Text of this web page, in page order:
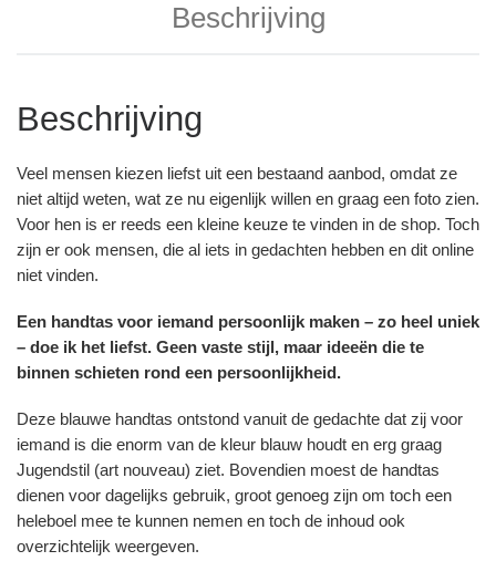
Beschrijving
Beschrijving
Veel mensen kiezen liefst uit een bestaand aanbod, omdat ze
niet altijd weten, wat ze nu eigenlijk willen en graag een foto zien.
Voor hen is er reeds een kleine keuze te vinden in de shop. Toch
zijn er ook mensen, die al iets in gedachten hebben en dit online
niet vinden.
Een handtas voor iemand persoonlijk maken – zo heel uniek
– doe ik het liefst. Geen vaste stijl, maar ideeën die te
binnen schieten rond een persoonlijkheid.
Deze blauwe handtas ontstond vanuit de gedachte dat zij voor
iemand is die enorm van de kleur blauw houdt en erg graag
Jugendstil (art nouveau) ziet. Bovendien moest de handtas
dienen voor dagelijks gebruik, groot genoeg zijn om toch een
heleboel mee te kunnen nemen en toch de inhoud ook
overzichtelijk weergeven.